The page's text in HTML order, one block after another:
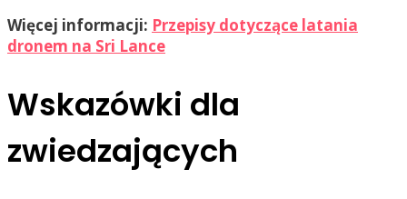
Więcej informacji: Przepisy dotyczące latania
dronem na Sri Lance
Wskazówki dla
zwiedzających